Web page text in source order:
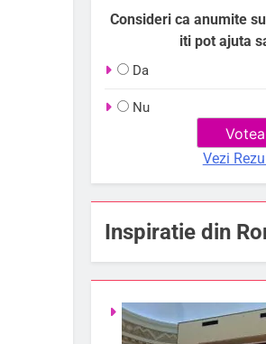
Consideri ca anumite
iti pot ajuta
Da
Nu
Vezi
Inspiratie din